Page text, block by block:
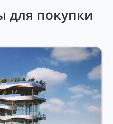
покупки